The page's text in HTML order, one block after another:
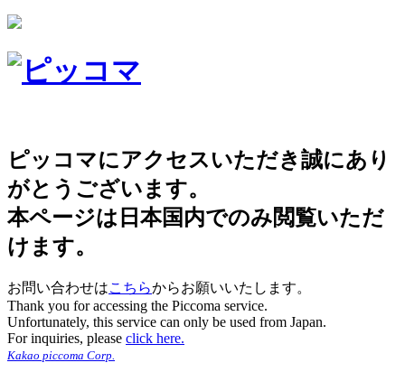
ピッコマにアクセスいただき誠にあり
がとうございます。
本ページは日本国内でのみ閲覧いただ
けます。
お問い合わせはこちらからお願いいたします。
Thank you for accessing the Piccoma service.
Unfortunately, this service can only be used from Japan.
For inquiries, please click here.
Kakao piccoma Corp.